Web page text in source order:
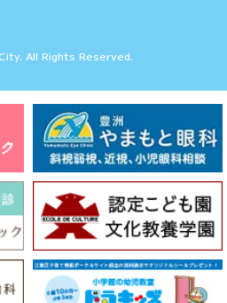
All Rights Reserved.